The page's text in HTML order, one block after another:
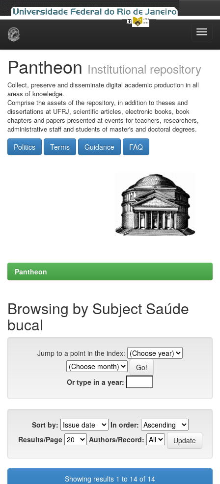
Skip
Pantheon Institutional repository
Collect, preserve and disseminate digital academic production in all
areas of knowledge.
Comprise the assets of the repository, in addition to theses and
dissertations at UFRJ, scientific articles, electronic books, book
chapters and papers presented at events for teachers, researchers,
administrative staff and students of master's and doctoral degrees.
Politics Terms Guidance FAQ
Pantheon
Browsing by Subject Saúde
bucal
Jump to a point in the index:
Or type in a year:
Sort by:
In order:
Results/Page
Authors/Record:
Showing results 1 to 14 of 14